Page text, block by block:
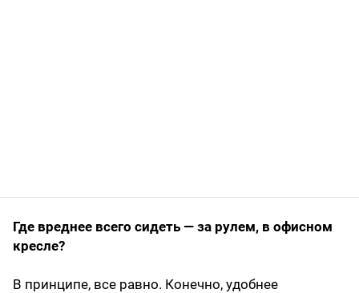
Где вреднее всего сидеть — за рулем, в офисном
кресле?
В принципе, все равно. Конечно, удобнее